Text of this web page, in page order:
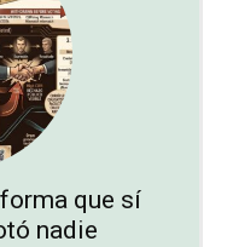
que sí
nadie